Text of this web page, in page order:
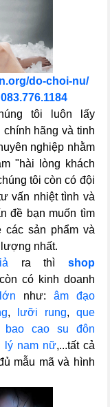
do-choi-nu/
083.776.1184
tôi luôn lấy
hãng và tinh
nghiệp nhằm
"hài lòng khách
tôi còn có đội
vấn nhiệt tình và
đề bạn muốn tìm
sản phẩm và
nhất.
ra thì shop
có kinh doanh
như: âm đạo
, lưỡi rung, que
bao cao su đôn
lý nam nữ,...tất cả
mẫu mã và hình